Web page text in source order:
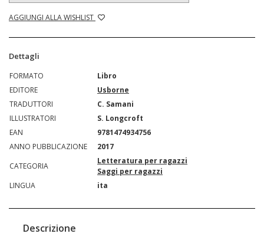
AGGIUNGI ALLA WISHLIST
Dettagli
FORMATO
Libro
EDITORE
Usborne
TRADUTTORI
C. Samani
ILLUSTRATORI
S. Longcroft
EAN
9781474934756
ANNO PUBBLICAZIONE
2017
CATEGORIA
Letteratura per ragazzi
Saggi per ragazzi
LINGUA
ita
Descrizione